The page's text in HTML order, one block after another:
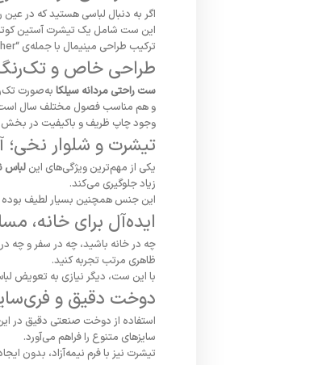
اگر به دنبال لباسی هستیدکه درعین
این ست شامل یک تیشرت آستین
ترکیب طراحی مینیمال باجمله‌ی “
طراحی خاص و
ست راحتی مردانه سیلکا به‌صورت
وهم مناسب فصول مختلف سال
وجودچاپ ظریف و باکیفیت در بخش
تیشرت و شلوار نخی؛
یکی از مهم‌ترین ویژگی‌های این لباس
زیادجلوگیری می‌کند.
این جنس همچنین بسیار لطیف بوده
ایده‌آل برای خانه،
چه درخانه باشید، چه در سفروچه در
ظاهری مرتب تجربهکنید.
با این ست، دیگر نیازی به تعویض
دوخت دقیق و
استفاده از دوخت صنعتی دقیق در
سایزهای متنوع رافراهم می‌آورد.
تیشرت نیز بافرم نیمه‌آزاد، بدون